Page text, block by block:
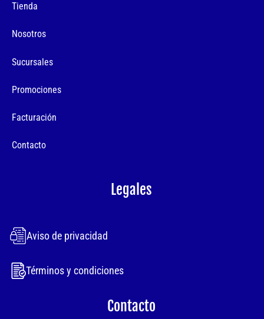
Tienda
Nosotros
Sucursales
Promociones
Facturación
Contacto
Legales
Aviso de privacidad
Términos y condiciones
Contacto